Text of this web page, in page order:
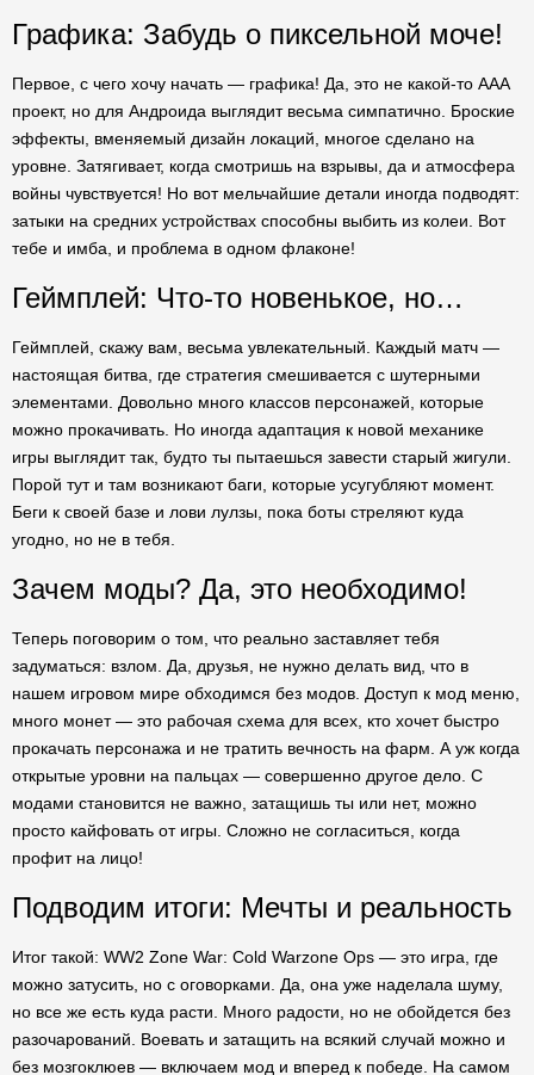
Графика: Забудь о пиксельной моче!
Первое, с чего хочу начать — графика! Да, это не какой-то AAA
проект, но для Андроида выглядит весьма симпатично. Броские
эффекты, вменяемый дизайн локаций, многое сделано на
уровне. Затягивает, когда смотришь на взрывы, да и атмосфера
войны чувствуется! Но вот мельчайшие детали иногда подводят:
затыки на средних устройствах способны выбить из колеи. Вот
тебе и имба, и проблема в одном флаконе!
Геймплей: Что-то новенькое, но…
Геймплей, скажу вам, весьма увлекательный. Каждый матч —
настоящая битва, где стратегия смешивается с шутерными
элементами. Довольно много классов персонажей, которые
можно прокачивать. Но иногда адаптация к новой механике
игры выглядит так, будто ты пытаешься завести старый жигули.
Порой тут и там возникают баги, которые усугубляют момент.
Беги к своей базе и лови лулзы, пока боты стреляют куда
угодно, но не в тебя.
Зачем моды? Да, это необходимо!
Теперь поговорим о том, что реально заставляет тебя
задуматься: взлом. Да, друзья, не нужно делать вид, что в
нашем игровом мире обходимся без модов. Доступ к мод меню,
много монет — это рабочая схема для всех, кто хочет быстро
прокачать персонажа и не тратить вечность на фарм. А уж когда
открытые уровни на пальцах — совершенно другое дело. С
модами становится не важно, затащишь ты или нет, можно
просто кайфовать от игры. Сложно не согласиться, когда
профит на лицо!
Подводим итоги: Мечты и реальность
Итог такой: WW2 Zone War: Cold Warzone Ops — это игра, где
можно затусить, но с оговорками. Да, она уже наделала шуму,
но все же есть куда расти. Много радости, но не обойдется без
разочарований. Воевать и затащить на всякий случай можно и
без мозгоклюев — включаем мод и вперед к победе. На самом